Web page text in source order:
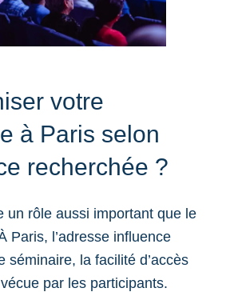
votre
à Paris selon
recherchée ?
un rôle aussi important que le
Paris, l’adresse influence
séminaire, la facilité d’accès
par les participants.